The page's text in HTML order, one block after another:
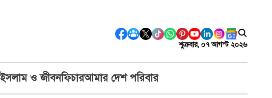
শুক্রবার, ০৭ আগস্ট ২০২৬
ইসলাম ও জীবনফিচারআমার দেশ পরিবার